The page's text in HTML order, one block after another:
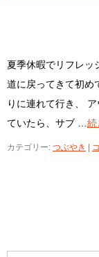
夏季休暇でリフレッ
道に戻ってきて初め
りに連れて行き、
ていたら、サブ … 続
カテゴリー: つぶやき